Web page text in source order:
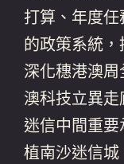
打算、年度
的政策系統
深化穗港澳
澳科技立異
迷信中間重
植南沙迷信